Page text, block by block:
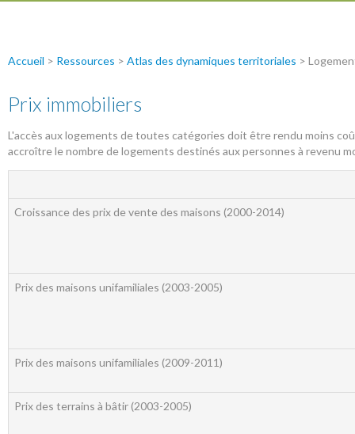
Accueil > Ressources > Atlas des dynamiques territoriales >
Prix immobiliers
L'accès aux logements de toutes catégories doit être rendu moins
accroître le nombre de logements destinés aux personnes à revenu
Croissance des prix de vente des maisons (2000-2014)
Prix des maisons unifamiliales (2003-2005)
Prix des maisons unifamiliales (2009-2011)
Prix des terrains à bâtir (2003-2005)